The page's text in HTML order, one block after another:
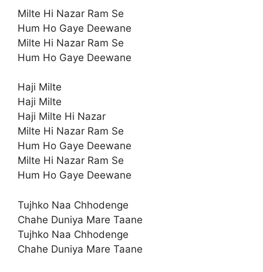
Milte Hi Nazar Ram Se
Hum Ho Gaye Deewane
Milte Hi Nazar Ram Se
Hum Ho Gaye Deewane
Haji Milte
Haji Milte
Haji Milte Hi Nazar
Milte Hi Nazar Ram Se
Hum Ho Gaye Deewane
Milte Hi Nazar Ram Se
Hum Ho Gaye Deewane
Tujhko Naa Chhodenge
Chahe Duniya Mare Taane
Tujhko Naa Chhodenge
Chahe Duniya Mare Taane